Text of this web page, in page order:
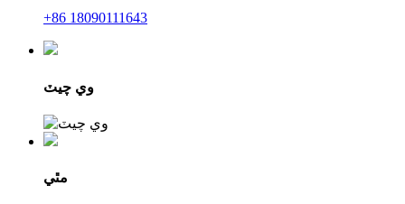
+86 18090111643
وي چيٽ
مٿي